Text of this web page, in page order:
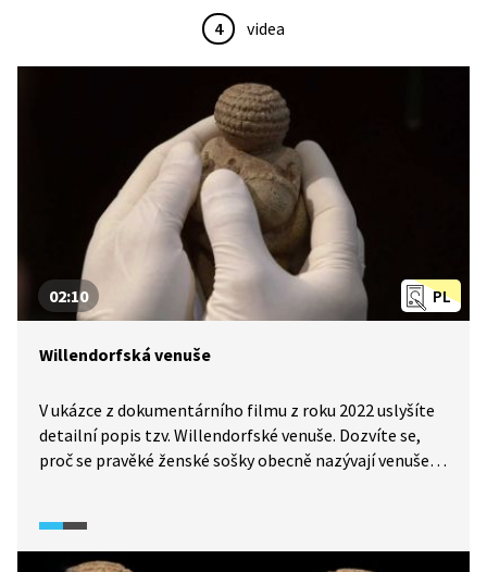
4 videa
PL
02:10
Willendorfská venuše
V ukázce z dokumentárního filmu z roku 2022 uslyšíte
detailní popis tzv. Willendorfské venuše. Dozvíte se,
proč se pravěké ženské sošky obecně nazývají venuše.
lidech v paleolitu. O jejím smyslu, stejně tak tvůrci, se
lze však jen dohadovat.